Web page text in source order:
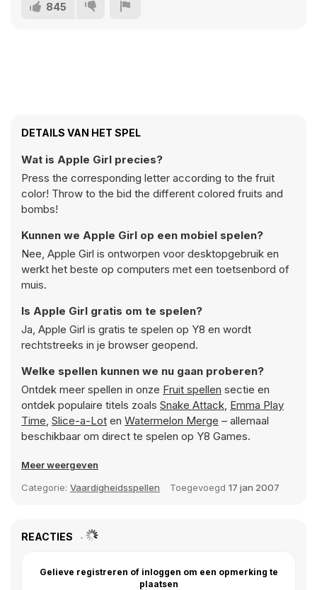
845
DETAILS VAN HET SPEL
Wat is Apple Girl precies?
Press the corresponding letter according to the fruit
color! Throw to the bid the different colored fruits and
bombs!
Kunnen we Apple Girl op een mobiel spelen?
Nee, Apple Girl is ontworpen voor desktopgebruik en
werkt het beste op computers met een toetsenbord of
muis.
Is Apple Girl gratis om te spelen?
Ja, Apple Girl is gratis te spelen op Y8 en wordt
rechtstreeks in je browser geopend.
Welke spellen kunnen we nu gaan proberen?
Ontdek meer spellen in onze Fruit spellen sectie en
ontdek populaire titels zoals Snake Attack, Emma Play
Time, Slice-a-Lot en Watermelon Merge – allemaal
beschikbaar om direct te spelen op Y8 Games.
Meer weergeven
Categorie: Vaardigheidsspellen Toegevoegd 17 jan 2007
REACTIES
Gelieve registreren of inloggen om een opmerking te
plaatsen